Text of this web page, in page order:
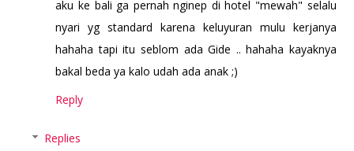
aku ke bali ga pernah nginep di hotel "mewah" selalu
nyari yg standard karena keluyuran mulu kerjanya
hahaha tapi itu seblom ada Gide .. hahaha kayaknya
bakal beda ya kalo udah ada anak ;)
Reply
Replies